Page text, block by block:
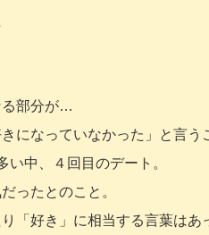
る部分が…
になっていなかった」と言う
い中、４回目のデート。
ったとのこと。
「好き」に相当する言葉はあ